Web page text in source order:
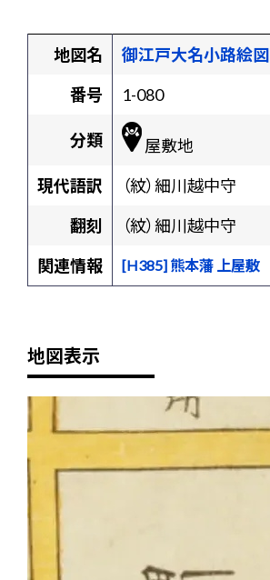
地図名
御江戸大名小路絵図
番号
1-080
分類
屋敷地
現代語訳
（紋）細川越中守
翻刻
（紋）細川越中守
関連情報
[H385] 熊本藩 上屋敷
地図表示
+